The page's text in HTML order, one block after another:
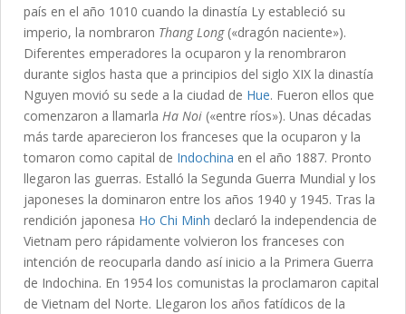
país en el año 1010 cuando la dinastía Ly estableció su
imperio, la nombraron Thang Long(«dragón naciente»).
Diferentes emperadores la ocuparon y la renombraron
durante siglos hasta que a principios del siglo XIX la dinastía
Nguyen movió su sede a la ciudad de Hue. Fueron ellos que
comenzaron a llamarla Ha Noi («entre ríos»). Unas décadas
más tarde aparecieron los franceses que la ocuparon y la
tomaron como capital de Indochina en el año 1887. Pronto
llegaron las guerras. Estalló la Segunda Guerra Mundial y los
japoneses la dominaron entre los años 1940 y 1945. Tras la
rendición japonesa Ho Chi Minh declaró la independencia de
Vietnam pero rápidamente volvieron los franceses con
intención de reocuparla dando así inicio a la Primera Guerra
de Indochina. En 1954 los comunistas la proclamaron capital
de Vietnam del Norte. Llegaron los años fatídicos de la